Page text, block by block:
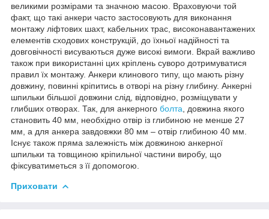
великими розмірами та значною масою. Враховуючи той
факт, що такі анкери часто застосовують для виконання
монтажу ліфтових шахт, кабельних трас, високонавантажених
елементів сходових конструкцій, до їхньої надійності та
довговічності висуваються дуже високі вимоги. Вкрай важливо
також при використанні цих кріплень суворо дотримуватися
правил їх монтажу. Анкери клинового типу, що мають різну
довжину, повинні кріпитись в отворі на різну глибину. Анкерні
шпильки більшої довжини слід, відповідно, розміщувати у
глибших отворах. Так, для анкерного болта , довжина якого
становить 40 мм, необхідно отвір із глибиною не менше 27
мм, а для анкера завдовжки 80 мм – отвір глибиною 40 мм.
Існує також пряма залежність між довжиною анкерної
шпильки та товщиною кріпильної частини виробу, що
фіксуватиметься з її допомогою.
Приховати